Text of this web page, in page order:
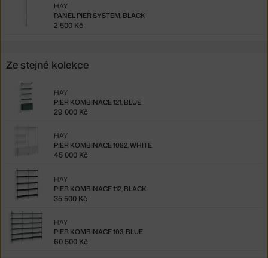
PANEL PIER SYSTEM, BLACK
HAY
2 500 Kč
Ze stejné kolekce
PIER KOMBINACE 121, BLUE
HAY
29 000 Kč
PIER KOMBINACE 1082, WHITE
HAY
45 000 Kč
PIER KOMBINACE 112, BLACK
HAY
35 500 Kč
PIER KOMBINACE 103, BLUE
HAY
60 500 Kč